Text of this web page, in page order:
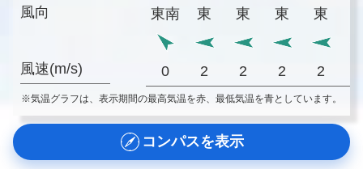
風向
風速(m/s)
東南
東 東 東 東
0 2 2 2 2
※気温グラフは、表示期間の最高気温を赤、最低気温を青としています。
コンパスを表示